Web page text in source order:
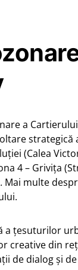
a
strategică
(Calea
4 – Grivița
Mai multe
țesuturilor
creative din
de dialog și